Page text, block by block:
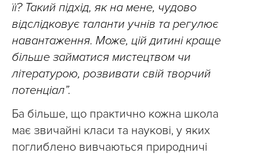
її? Такий підхід, як на мене, чудово
відслідковує таланти учнів та регулює
навантаження. Може, цій дитині краще
більше займатися мистецтвом чи
літературою, розвивати свій творчий
потенціал”.
Ба більше, що практично кожна школа
має звичайні класи та наукові, у яких
поглиблено вивчаються природничі